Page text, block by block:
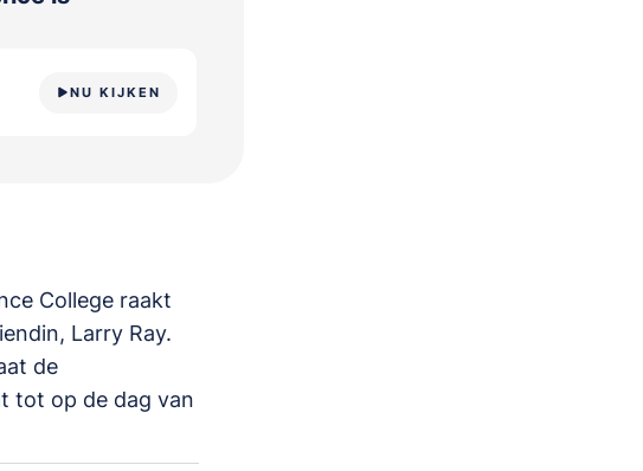
NU KIJKEN
College raakt
Larry Ray.
de
tot op de dag van